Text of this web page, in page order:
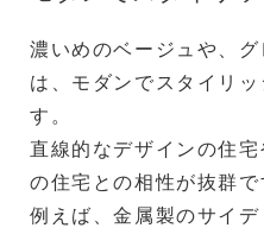
濃いめのベージュや、
は、モダンでスタイリ
す。
直線的なデザインの住
の住宅との相性が抜群で
例えば、金属製のサイ